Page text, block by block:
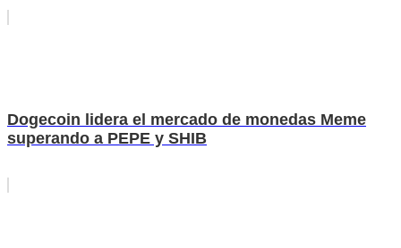
Dogecoin lidera el mercado de monedas Meme
superando a PEPE y SHIB